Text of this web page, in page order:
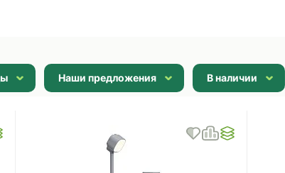
Наши предложения В наличии